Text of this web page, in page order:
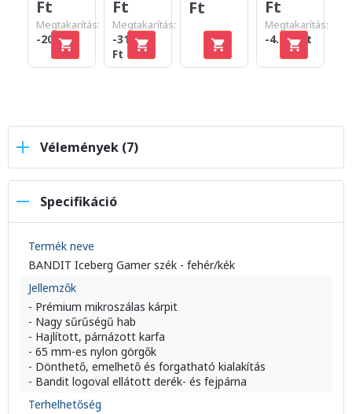
Ft
Megtakarítás:
-200 Ft
Ft
Megtakarítás:
-31.910
Ft
Ft
Ft
Megtakarítás:
-4.000 Ft
Vélemények (7)
Specifikáció
Termék neve
BANDIT Iceberg Gamer szék - fehér/kék
Jellemzők
- Prémium mikroszálas kárpit
- Nagy sűrűségű hab
- Hajlított, párnázott karfa
- 65 mm-es nylon görgők
- Dönthető, emelhető és forgatható kialakítás
- Bandit logoval ellátott derék- és fejpárna
Terhelhetőség